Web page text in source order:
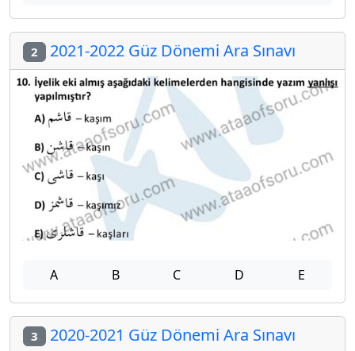
2 2021-2022 Güz Dönemi Ara Sınavı
A B C D E
3 2020-2021 Güz Dönemi Ara Sınavı